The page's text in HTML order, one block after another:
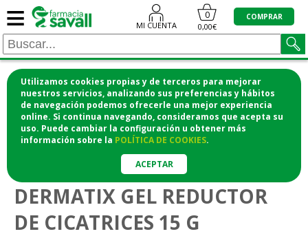
Utilizamos cookies propias y de terceros para mejorar
nuestros servicios, analizando sus preferencias y hábitos
de navegación podemos ofrecerle una mejor experiencia
online. Si continua navegando, consideramos que acepta su
uso. Puede cambiar la configuración u obtener más
información sobre la POLÍTICA DE COOKIES.
ACEPTAR
≡ MI CUENTA
0
0,00€
COMPRAR
¡COMPRA CÓMODAMENTE DESDE CASA Y RECOGE
EN LA FARMACIA!
o si lo prefieres te lo mandamos a casa
Cosmética facial >
DERMATIX GEL REDUCTOR
DE CICATRICES 15 G